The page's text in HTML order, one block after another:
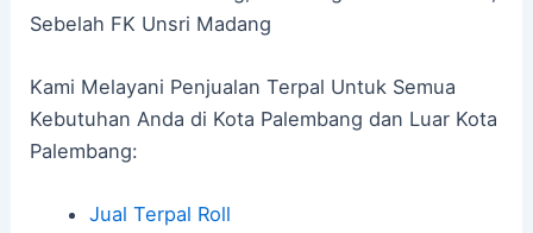
Sebelah FK Unsri Madang
Kami Melayani Penjualan Terpal Untuk Semua
Kebutuhan Anda di Kota Palembang dan Luar Kota
Palembang:
Jual Terpal Roll